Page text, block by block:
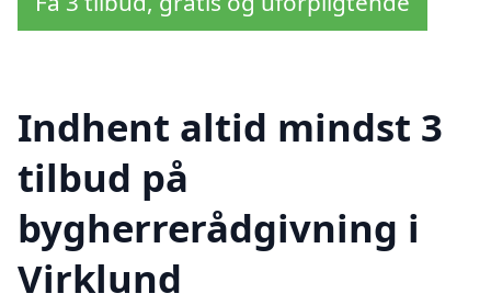
Indhent altid mindst 3
tilbud på
bygherrerådgivning i
Virklund